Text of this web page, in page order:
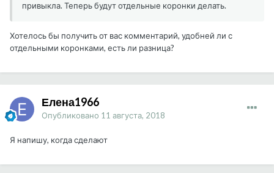
привыкла. Теперь будут отдельные коронки делать.
Хотелось бы получить от вас комментарий, удобней ли с
отдельными коронками, есть ли разница?
Елена1966
Опубликовано 11 августа, 2018
Я напишу, когда сделают